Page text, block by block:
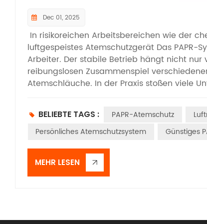
Dec 01, 2025
In risikoreichen Arbeitsbereichen wie der
luftgespeistes Atemschutzgerät Das PAPR-
Arbeiter. Der stabile Betrieb hängt nicht
reibungslosen Zusammenspiel
Atemschläuche. In der Praxis stoßen viele
Systembetrieb, sondern kann auch
von Gebläse-Atemschutzgerät Warum gibt
Verschleißteile gibt. Unternehmen passen
die Konstruktion, die Leistungsparameter
unterscheiden sich grundlegende
BELIEBTE TAGS : PAPR-Atemschutz
Persönliches Atemschutzsystem
Günstiges
MEHR LESEN